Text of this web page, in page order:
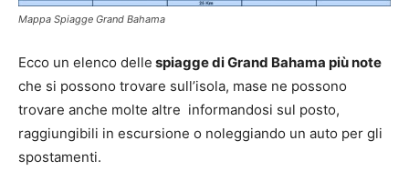
Mappa Spiagge Grand Bahama
Ecco un elenco delle spiagge di Grand Bahama più note
che si possono trovare sull’isola, mase ne possono
trovare anche molte altre informandosi sul posto,
raggiungibili in escursione o noleggiando un auto per gli
spostamenti.